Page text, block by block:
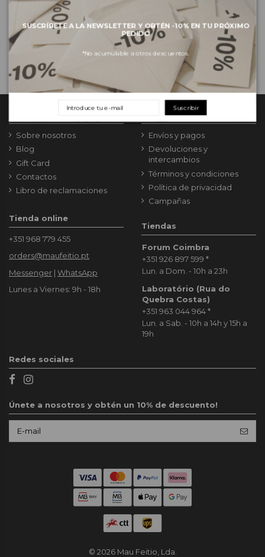
Sobre nosotros
Blog
Gift Card
Contactos
Libro de reclamaciones
Información
Envíos y pagos
Devoluciones y
intercambios
Términos y condiciones
Política de privacidad
Campañas
Tienda online
+351 968 779 455
orders@maufeitio.pt
Messenger | WhatsApp
Lunes a Viernes: 9h - 18h
Tiendas
Forum Coimbra
+351 926 897 599 *
Lun. a Dom. - 10h a 23h
Laboratório (Rua do
Quebra Costas)
+351 963 044 964*
Lun. a Sab. - 10h a 14h y 15h a
19h
Redes sociales
Únete a nosotros y obtén un 10% de descuento!
© 2026 Mau Feitio, Lda.
SUSCRÍBETE A LA NEWSLETTER Y OBTÉN -10% EN TU PRÓXIMO
PEDIDO
*No acumulable a otros descuentos.
Suscribir